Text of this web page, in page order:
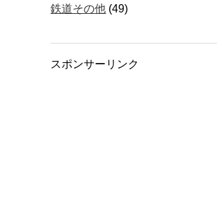
鉄道その他 (49)
スポンサーリンク